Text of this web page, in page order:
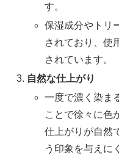
す。
保湿成分やトリ
されており、使
されています。
自然な仕上がり
一度で濃く染ま
ことで徐々に色
仕上がりが自然
う印象を与えに